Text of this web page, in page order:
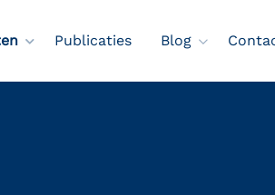
Publicaties Blog